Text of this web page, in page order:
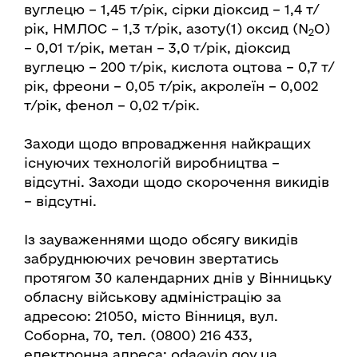
вуглецю – 1,45 т/рік, сірки діоксид – 1,4 т/
рік, НМЛОС – 1,3 т/рік, азоту(1) оксид (N2O)
– 0,01 т/рік, метан – 3,0 т/рік, діоксид
вуглецю – 200 т/рік, кислота оцтова – 0,7 т/
рік, фреони – 0,05 т/рік, акролеїн – 0,002
т/рік, фенол – 0,02 т/рік.
Заходи щодо впровадження найкращих
існуючих технологій виробництва –
відсутні. Заходи щодо скорочення викидів
– відсутні.
Із зауваженнями щодо обсягу викидів
забруднюючих речовин звертатись
протягом 30 календарних днів у Вінницьку
обласну військову адміністрацію за
адресою: 21050, місто Вінниця, вул.
Соборна, 70, тел. (0800) 216 433,